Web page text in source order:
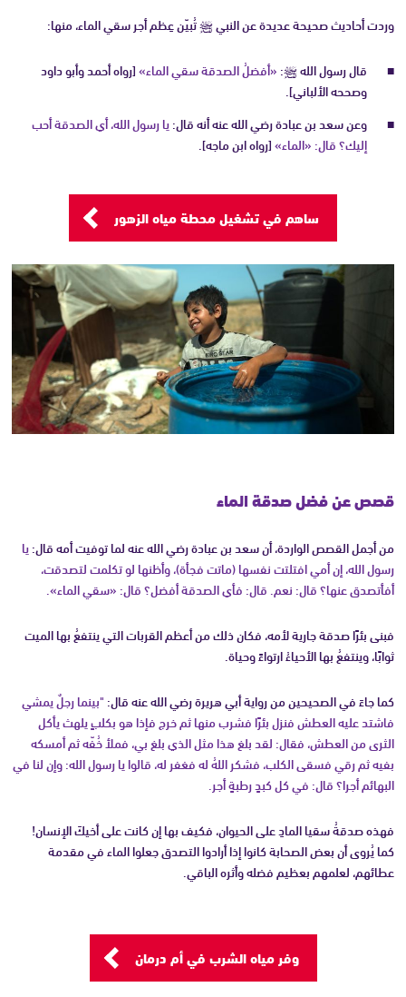
وردت أحاديث صحيحة عديدة عن النبي ﷺ تُبيّن عِظم أجر سقي الماء، منها:
قال رسول الله ﷺ:«أفضلُ الصدقة سقي الماء»[رواه أحمد وأبو داود
وصححه الألباني].
وعن سعد بن عبادة رضي الله عنه أنه قال:يا رسول الله، أي الصدقة أحب
إليك؟ قال: «الماء»[رواه ابن ماجه].
ساهم في تشغيل محطة مياه الزهور
قصص عن فضل صدقة الماء
من أجمل القصص الواردة، أن سعد بن عبادة رضي الله عنه لما توفيت أمه قال:يا
رسول الله، إن أمي افتلتت نفسها (ماتت فجأة)، وأظنها لو تكلمت لتصدقت،
أفأتصدق عنها؟ قال: نعم. قال: فأي الصدقة أفضل؟ قال: «سقي الماء».
فبنى بئرًا صدقة جارية لأمه، فكان ذلك من أعظم القربات التي ينتفعُ بها الميت
ثوابًا، وينتفعُ بها الأحياءُ ارتواءً وحياة.
كما جاءَ في الصحيحين من رواية أبي هريرة رضي الله عنه قال:"بينما رجلٌ يمشي
فاشتد عليه العطش فنزل بئرًا فشرب منها ثم خرج فإذا هو بكلبٍ يلهث يأكل
الثرى من العطش، فقال: لقد بلغ هذا مثل الذي بلغ بي، فملأ خُفّه ثم أمسكه
بفيه ثم رقي فسقى الكلب، فشكر اللهُ له فغفر له، قالوا يا رسول الله: وإن لنا في
البهائم أجرا؟ قال: في كل كبدٍ رطبةٍ أجر.
فهذه صدقةُ سقيا المادِ على الحيوان، فكيف بها إن كانت على أخيكَ الإنسان!
كما يُروى أن بعض الصحابة كانوا إذا أرادوا التصدق جعلوا الماء في مقدمة
عطائهم، لعلمهم بعظيم فضله وأثره الباقي.
وفر مياه الشرب في أم درمان